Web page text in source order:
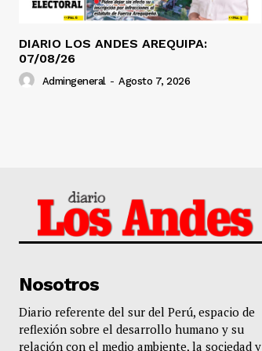
DIARIO LOS ANDES AREQUIPA:
07/08/26
Admingeneral - Agosto 7, 2026
Nosotros
Diario referente del sur del Perú, espacio de
reflexión sobre el desarrollo humano y su
relación con el medio ambiente, la sociedad y